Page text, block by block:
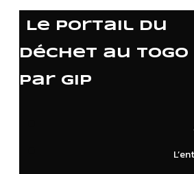
Le portail du
déchet au Togo
par GIP